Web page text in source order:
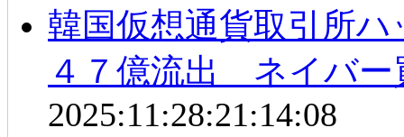
韓国仮想通貨取引所
４７億流出 ネイバー
2025:11:28:21:14:08